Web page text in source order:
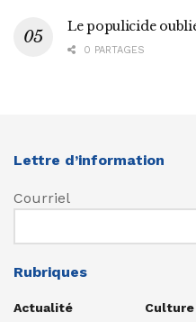
Le populicide
0 PARTAGES
Lettre d’information
Courriel
Rubriques
Actualité
Culture